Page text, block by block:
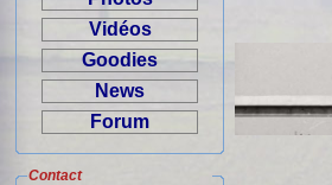
Vidéos
Goodies
News
Forum
Contact